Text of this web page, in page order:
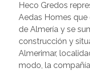
Heco Gredos
Aedas Homes
de Almería y se
construcción y
Almerimar,
modo, la